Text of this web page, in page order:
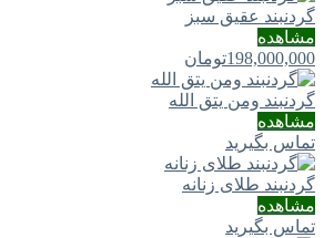
گردنبند عقیق سبز
مشاهده
198,000,000تومان
گردنبند ومن یتق الله
مشاهده
تماس بگیرید
گردنبند طلای زنانه
مشاهده
تماس بگیرید